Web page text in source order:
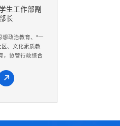
生工作部副
长
想政治教育、“一
区、文化素质教
，协管行政综合